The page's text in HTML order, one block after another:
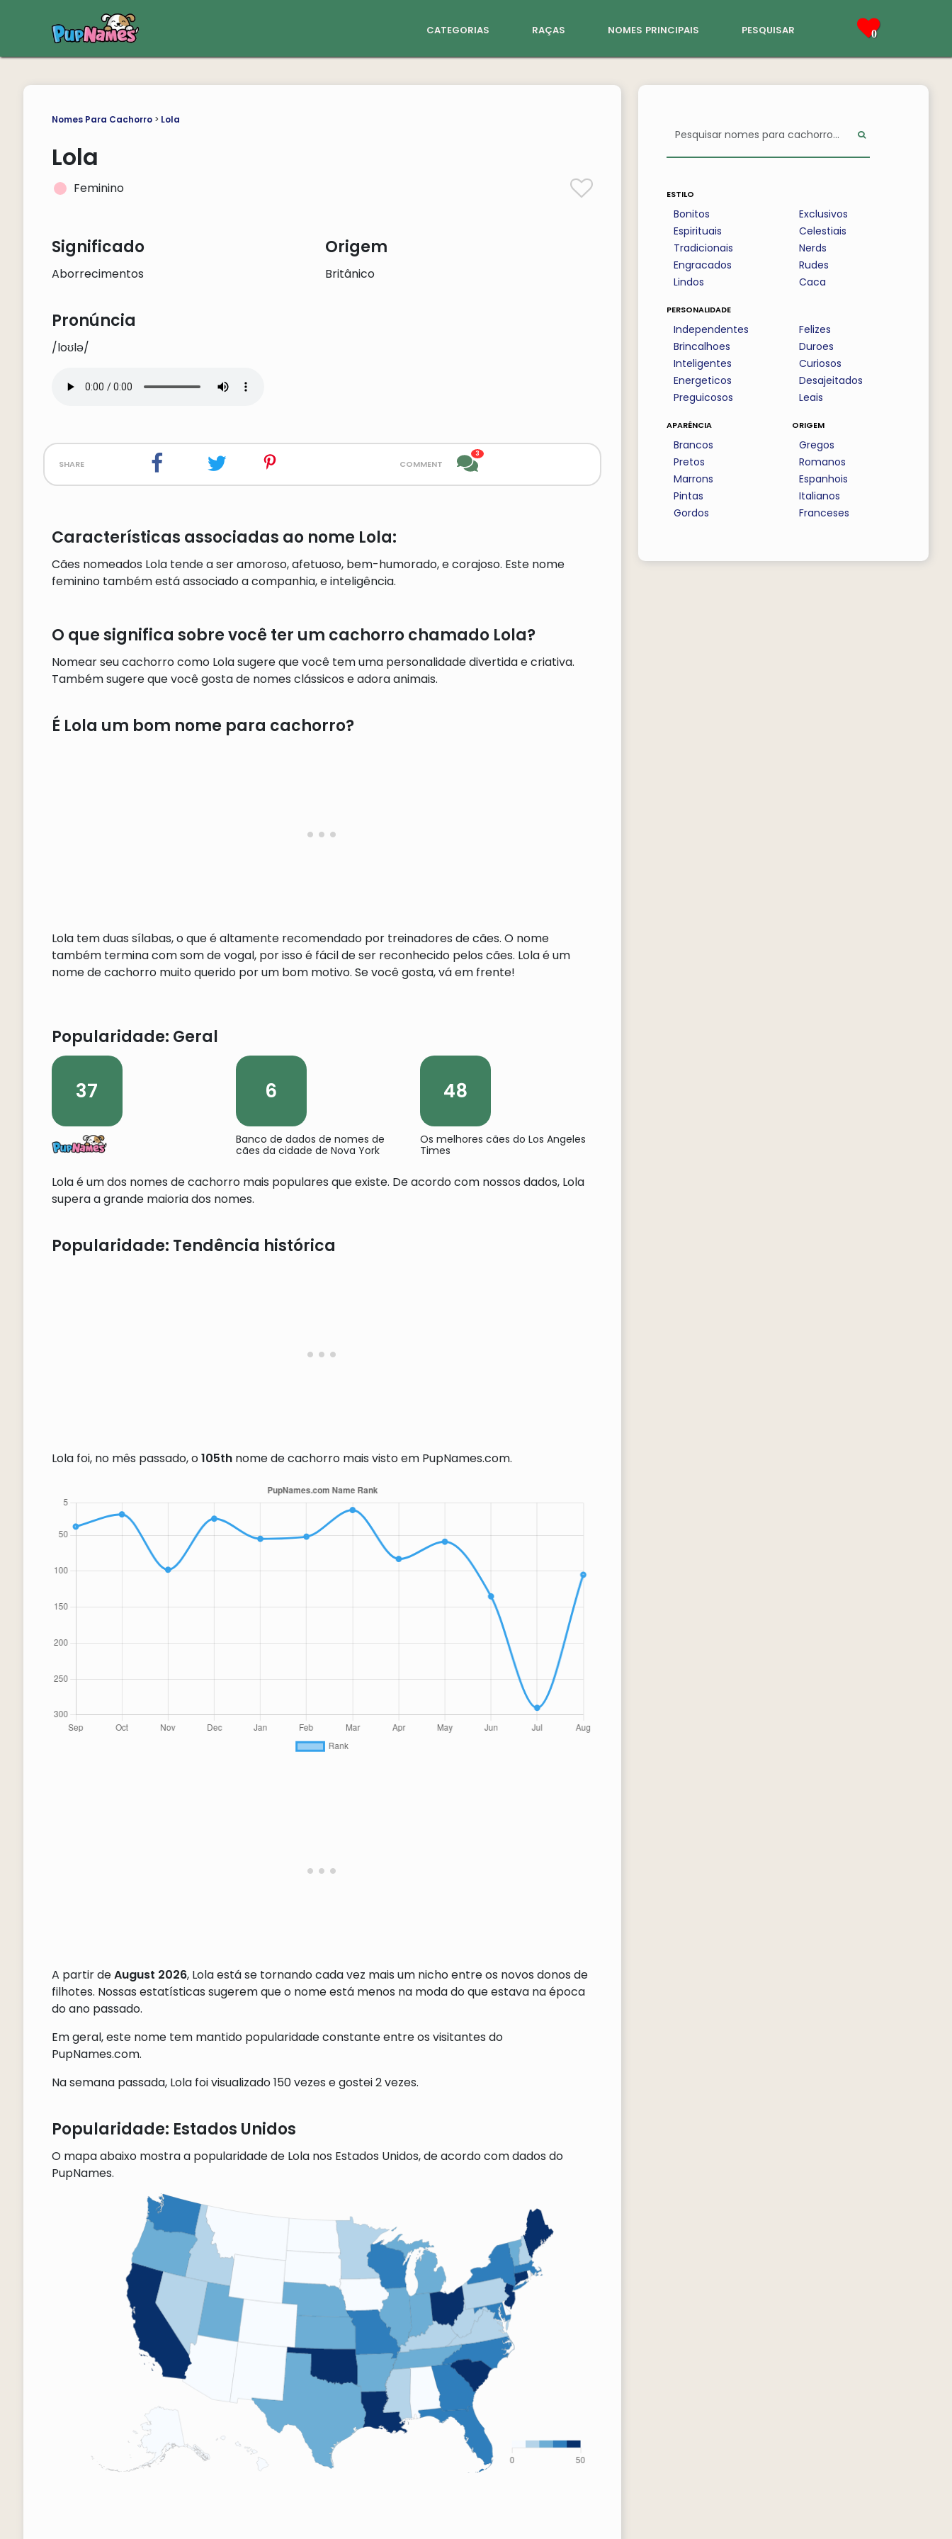
categorias raças nomes principais pesquisar 0
Nomes Para Cachorro> Lola
Lola
Feminino
Significado
Aborrecimentos
Origem
Britânico
Pronúncia
/loʊlə/
share comment
3
Características associadas ao nome Lola:
Cães nomeados Lola tende a ser amoroso, afetuoso, bem-humorado, e corajoso. Este nome
feminino também está associado a companhia, e inteligência.
O que significa sobre você ter um cachorro chamado Lola?
Nomear seu cachorro como Lola sugere que você tem uma personalidade divertida e criativa.
Também sugere que você gosta de nomes clássicos e adora animais.
É Lola um bom nome para cachorro?
Lola tem duas sílabas, o que é altamente recomendado por treinadores de cães. O nome
também termina com som de vogal, por isso é fácil de ser reconhecido pelos cães. Lola é um
nome de cachorro muito querido por um bom motivo. Se você gosta, vá em frente!
Popularidade: Geral
37 6
Banco de dados de nomes de
cães da cidade de Nova York
48
Os melhores cães do Los Angeles
Times
Lola é um dos nomes de cachorro mais populares que existe. De acordo com nossos dados, Lola
supera a grande maioria dos nomes.
Popularidade: Tendência histórica
Lola foi, no mês passado, o105thnome de cachorro mais visto em PupNames.com.
A partir deAugust 2026, Lola está se tornando cada vez mais um nicho entre os novos donos de
filhotes. Nossas estatísticas sugerem que o nome está menos na moda do que estava na época
do ano passado.
Em geral, este nome tem mantido popularidade constante entre os visitantes do
PupNames.com.
Na semana passada, Lola foi visualizado 150 vezes e gostei 2 vezes.
Popularidade: Estados Unidos
O mapa abaixo mostra a popularidade de Lola nos Estados Unidos, de acordo com dados do
PupNames.
estilo
Bonitos
Espirituais
Tradicionais
Engracados
Lindos
Exclusivos
Celestiais
Nerds
Rudes
Caca
personalidade
Independentes
Brincalhoes
Inteligentes
Energeticos
Preguicosos
Felizes
Duroes
Curiosos
Desajeitados
Leais
aparência
Brancos
Pretos
Marrons
Pintas
Gordos
origem
Gregos
Romanos
Espanhois
Italianos
Franceses